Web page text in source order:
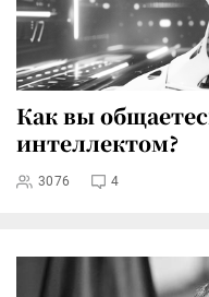
Как вы
интеллектом?
3076 4